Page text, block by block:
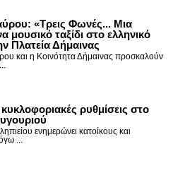
«Τρεις Φωνές... Μια
μουσικό ταξίδι στο ελληνικό
Πλατεία Δήμαινας
και η Κοινότητα Δήμαινας προσκαλούν
ρυθμίσεις στο
ενημερώνει κατοίκους και
...